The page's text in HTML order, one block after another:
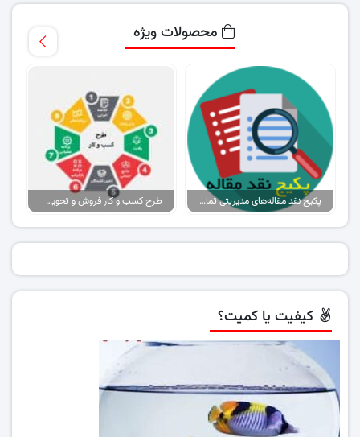
محصولات ویژه
پکیج نقد مقاله‌های مدیریتی تمام گرایش‌ها طرح کسب و کار فروش و تحویل پیتزا در ایران
کیفیت یا کمیت؟